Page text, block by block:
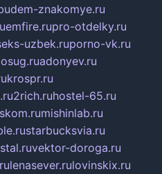
znakomye.ru
emfire.rupro-otdelky.ru
uzbek.ruporno-vk.ru
adonyev.ru
krospr.ru
2rich.ruhostel-65.ru
mishinlab.ru
starbucksvia.ru
vektor-doroga.ru
lenasever.rulovinskix.ru